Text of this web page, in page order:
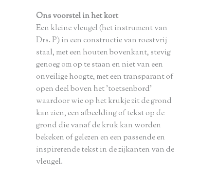
Ons voorstel in het kort
Een kleine vleugel (het instrument van
Drs. P) in een constructie van roestvrij
staal, met een houten bovenkant, stevig
genoeg om op te staan en niet van een
onveilige hoogte, met een transparant of
open deel boven het ’toetsenbord’
waardoor wie op het krukje zit de grond
kan zien, een afbeelding of tekst op de
grond die vanaf de kruk kan worden
bekeken of gelezen en een passende en
inspirerende tekst in de zijkanten van de
vleugel.